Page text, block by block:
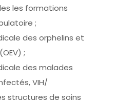
les formations
;
des orphelins et
;
des malades
VIH/
structures de soins